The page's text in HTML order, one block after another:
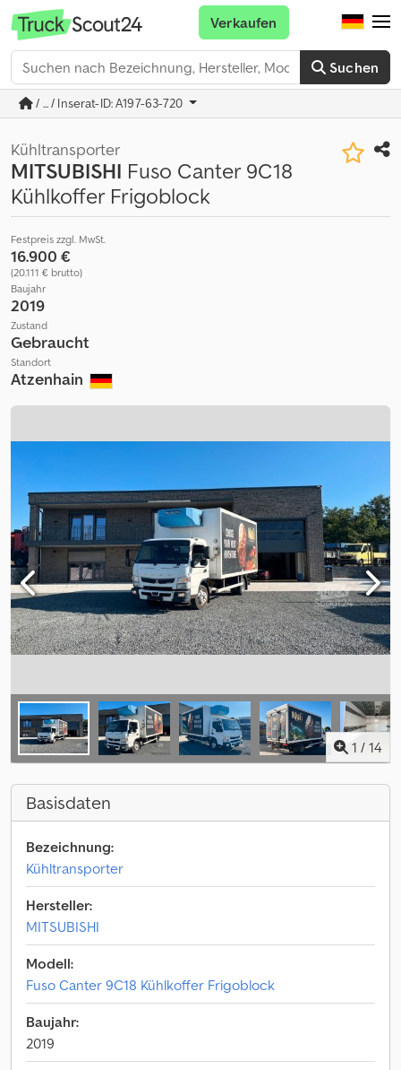
Suchen
Verkaufen
/ ... / Inserat-ID: A197-63-720
Kühltransporter
MITSUBISHI Fuso Canter 9C18
Kühlkoffer Frigoblock
Festpreis zzgl. MwSt.
16.900 €
(20.111 € brutto)
Baujahr
2019
Zustand
Gebraucht
Standort
Atzenhain
1 / 14
Basisdaten
Bezeichnung:
Kühltransporter
Hersteller:
MITSUBISHI
Modell:
Fuso Canter 9C18 Kühlkoffer Frigoblock
Baujahr:
2019